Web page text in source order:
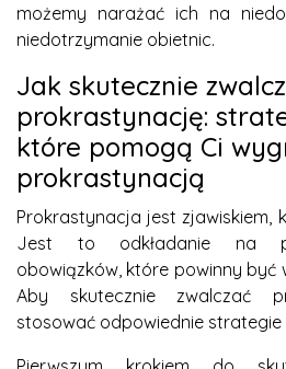
możemy narażać ich na
niedotrzymanie obietnic.
Jak skutecznie
prokrastynację:
które pomogą Ci
prokrastynacją
Prokrastynacja jest zjawiskiem,
Jest to odkładanie na
obowiązków, które powinny być
Aby skutecznie zwalczać
stosować odpowiednie strategie